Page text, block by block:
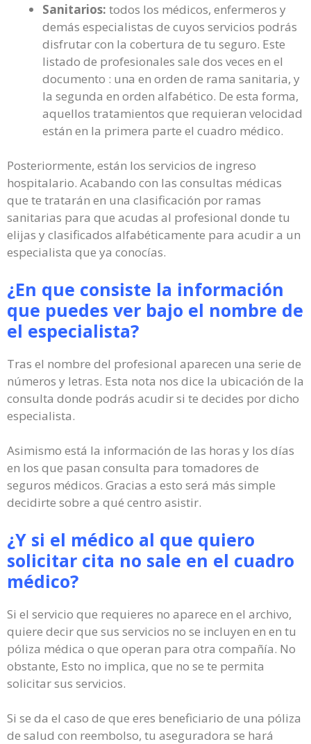
Sanitarios: todos los médicos, enfermeros y
demás especialistas de cuyos servicios podrás
disfrutar con la cobertura de tu seguro. Este
listado de profesionales sale dos veces en el
documento : una en orden de rama sanitaria, y
la segunda en orden alfabético. De esta forma,
aquellos tratamientos que requieran velocidad
están en la primera parte el cuadro médico.
Posteriormente, están los servicios de ingreso
hospitalario. Acabando con las consultas médicas
que te tratarán en una clasificación por ramas
sanitarias para que acudas al profesional donde tu
elijas y clasificados alfabéticamente para acudir a un
especialista que ya conocías.
¿En que consiste la información
que puedes ver bajo el nombre de
el especialista?
Tras el nombre del profesional aparecen una serie de
números y letras. Esta nota nos dice la ubicación de la
consulta donde podrás acudir si te decides por dicho
especialista.
Asimismo está la información de las horas y los días
en los que pasan consulta para tomadores de
seguros médicos. Gracias a esto será más simple
decidirte sobre a qué centro asistir.
¿Y si el médico al que quiero
solicitar cita no sale en el cuadro
médico?
Si el servicio que requieres no aparece en el archivo,
quiere decir que sus servicios no se incluyen en en tu
póliza médica o que operan para otra compañía. No
obstante, Esto no implica, que no se te permita
solicitar sus servicios.
Si se da el caso de que eres beneficiario de una póliza
de salud con reembolso, tu aseguradora se hará